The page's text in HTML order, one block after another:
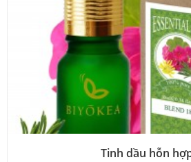
Tinh dầu hỗn